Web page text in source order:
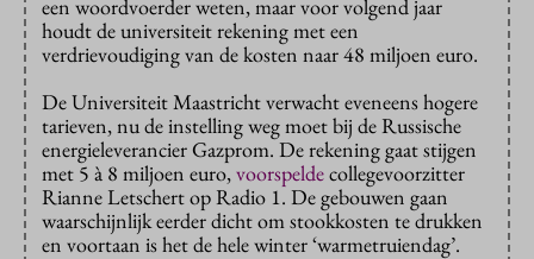
een woordvoerder weten, maar voor volgend jaar
houdt de universiteit rekening met een
verdrievoudiging van de kosten naar 48 miljoen euro.
De Universiteit Maastricht verwacht eveneens hogere
tarieven, nu de instelling weg moet bij de Russische
energieleverancier Gazprom. De rekening gaat stijgen
met 5 à 8 miljoen euro, voorspeldecollegevoorzitter
Rianne Letschert op Radio 1. De gebouwen gaan
waarschijnlijk eerder dicht om stookkosten te drukken
en voortaan is het de hele winter ‘warmetruiendag’.